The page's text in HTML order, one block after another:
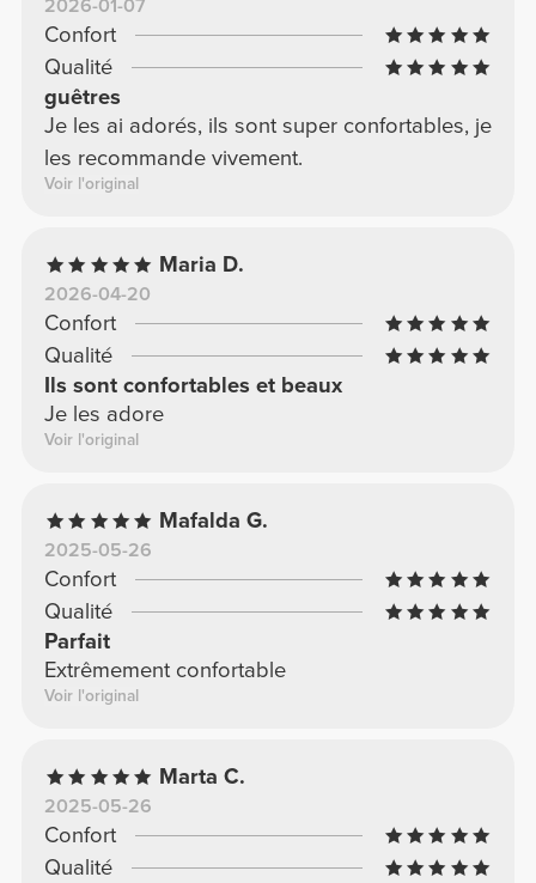
2026-01-07
Confort
Qualité
guêtres
Je les ai adorés, ils sont super confortables, je
les recommande vivement.
Voir l'original
Maria D.
2026-04-20
Confort
Qualité
Ils sont confortables et beaux
Je les adore
Voir l'original
Mafalda G.
2025-05-26
Confort
Qualité
Parfait
Extrêmement confortable
Voir l'original
Marta C.
2025-05-26
Confort
Qualité